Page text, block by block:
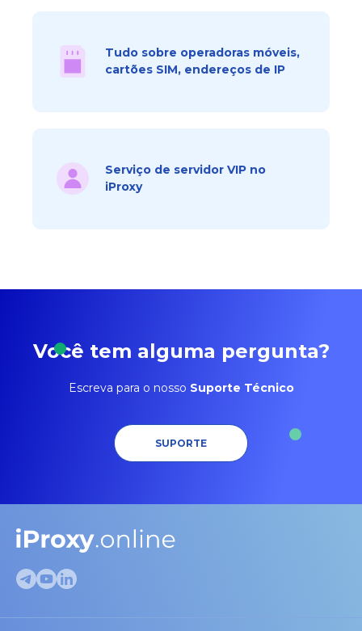
Tudo sobre operadoras móveis,
cartões SIM, endereços de IP
Serviço de servidor VIP no
iProxy
Você tem alguma pergunta?
Escreva para o nosso Suporte Técnico
SUPORTE